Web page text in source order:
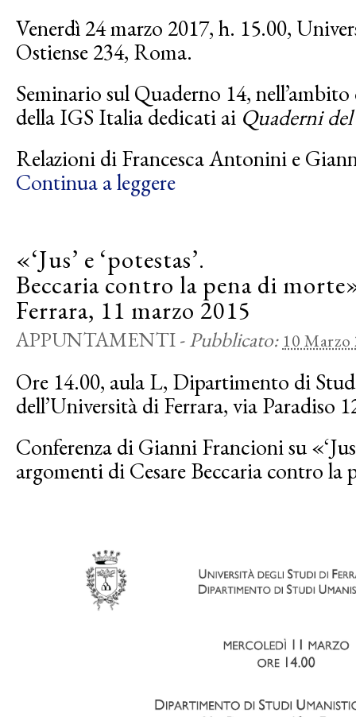
Venerdì 24 marzo 2017, h. 15.00,
Ostiense 234, Roma.
Seminario sul Quaderno 14,
della IGS Italia dedicati ai Quaderni del
Relazioni di Francesca Antonini e
Continua a leggere
«‘Jus’ e ‘potestas’.
Beccaria contro la pena di
Ferrara, 11 marzo 2015
APPUNTAMENTI-Pubblicato: 10 Marzo
Ore 14.00, aula L, Dipartimento di
dell’Università di Ferrara, via Paradiso
Conferenza di Gianni Francioni su
argomenti di Cesare Beccaria contro la